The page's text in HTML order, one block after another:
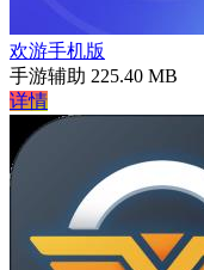
欢游手机版
手游辅助 225.40 MB
详情